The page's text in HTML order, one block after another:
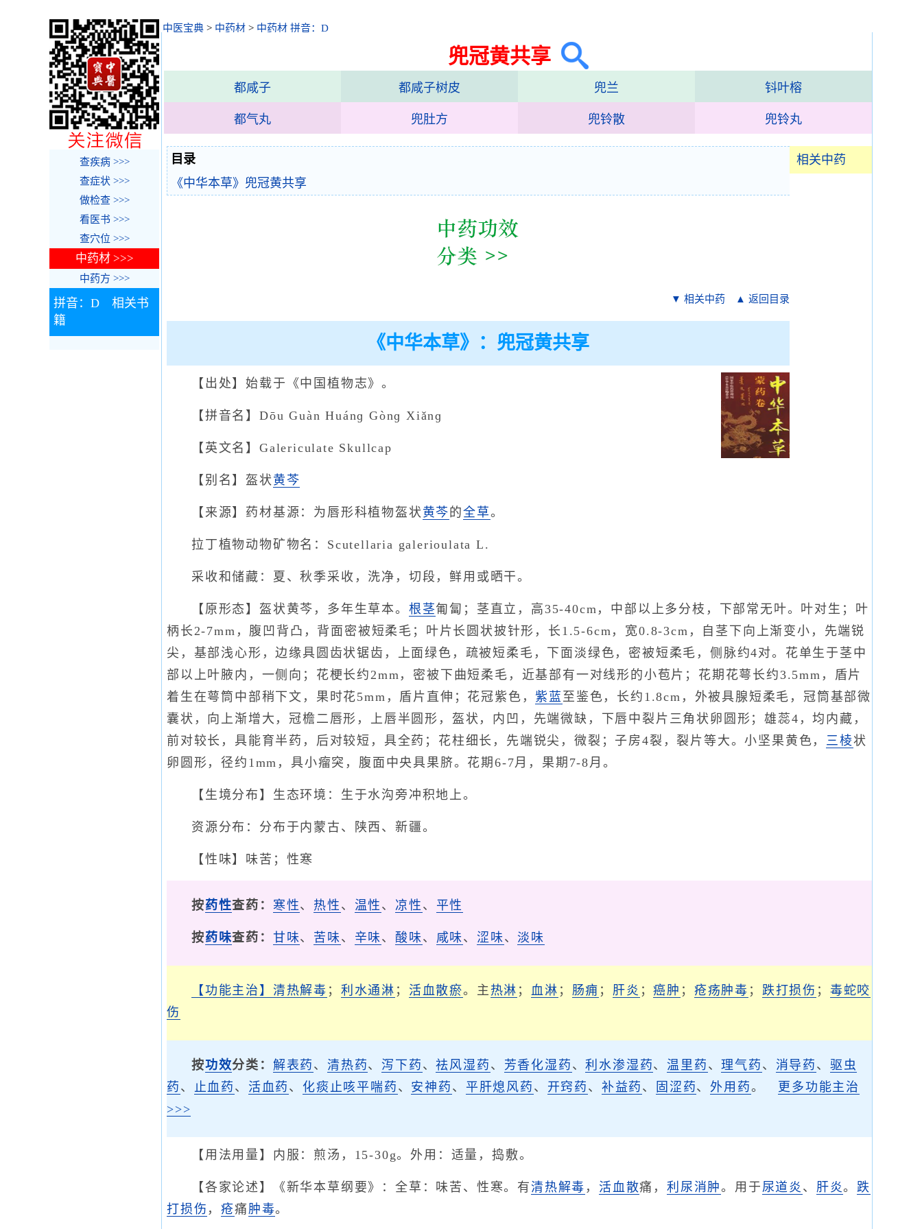
中医宝典 > 中药材 > 中药材 拼音：D
兜冠黄共享
都咸子 都咸子树皮 兜兰 钭叶榕
都气丸 兜肚方 兜铃散 兜铃丸
相关中药
目录
《中华本草》兜冠黄共享
▼ 相关中药 ▲ 返回目录
《中华本草》：兜冠黄共享
【出处】始载于《中国植物志》。
【拼音名】Dōu Guàn Huánɡ Gònɡ Xiǎnɡ
【英文名】Galericulate Skullcap
【别名】盔状 黄芩
【来源】药材基源：为唇形科植物盔状 黄芩 的全草。
拉丁植物动物矿物名：Scutellaria galerioulata L.
采收和储藏：夏、秋季采收，洗净，切段，鲜用或晒干。
【原形态】盔状黄芩，多年生草本。 根茎匍匐；茎直立，高35-40cm，中部以上多分枝，下部常无叶。叶对生；叶
柄长2-7mm，腹凹背凸，背面密被短柔毛；叶片长圆状披针形，长1.5-6cm，宽0.8-3cm，自茎下向上渐变小，先端锐
尖，基部浅心形，边缘具圆齿状锯齿，上面绿色，疏被短柔毛，下面淡绿色，密被短柔毛，侧脉约4对。花单生于茎中
部以上叶腋内，一侧向；花梗长约2mm，密被下曲短柔毛，近基部有一对线形的小苞片；花期花萼长约3.5mm，盾片
着生在萼筒中部稍下文，果时花5mm，盾片直伸；花冠紫色，紫蓝 至鉴色，长约1.8cm，外被具腺短柔毛，冠筒基部微
囊状，向上渐增大，冠檐二唇形，上唇半圆形，盔状，内凹，先端微缺，下唇中裂片三角状卵圆形；雄蕊4，均内藏，
前对较长，具能育半药，后对较短，具全药；花柱细长，先端锐尖，微裂；子房4裂，裂片等大。小坚果黄色， 三棱状
卵圆形，径约1mm，具小瘤突，腹面中央具果脐。花期6-7月，果期7-8月。
【生境分布】生态环境：生于水沟旁冲积地上。
资源分布：分布于内蒙古、陕西、新疆。
【性味】味苦；性寒
按药性查药： 寒性、 热性 、 温性 、 凉性 、 平性
按药味查药： 甘味、 苦味、 辛味、 酸味、 咸味、 涩味、 淡味
【功能主治】 清热解毒 ； 利水通淋 ； 活血散瘀。主 热淋 ； 血淋 ； 肠痈 ； 肝炎 ；癌肿 ； 疮疡肿毒 ； 跌打损伤 ； 毒蛇咬
伤
按功效分类： 解表药 、清热药、 泻下药 、祛风湿药 、 芳香化湿药 、利水渗湿药、温里药 、理气药 、 消导药 、 驱虫
药 、 止血药 、 活血药 、 化痰止咳平喘药 、 安神药 、 平肝熄风药 、 开窍药 、 补益药 、 固涩药、外用药。 更多功能主治
>>>
【用法用量】内服：煎汤，15-30g。外用：适量，捣敷。
【各家论述】《新华本草纲要》：全草：味苦、性寒。有清热解毒 ， 活血散痛，利尿消肿。用于 尿道炎 、 肝炎。跌
打损伤 ，疮痛肿毒。
查疾病 >>>
查症状 >>>
做检查 >>>
看医书 >>>
查穴位 >>>
中药材 >>>
中药方 >>>
拼音：D 相关书
籍